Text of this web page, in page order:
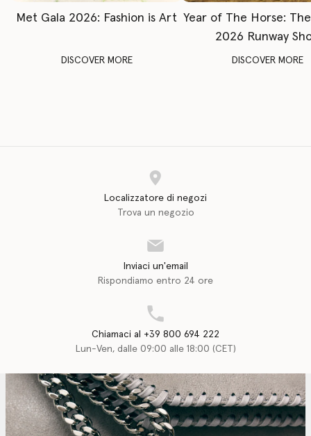
Met Gala 2026: Fashion is Art
DISCOVER MORE
Year of The Horse:
2026 Runway
DISCOVER MORE
Localizzatore di negozi
Trova un negozio
Inviaci un'email
Rispondiamo entro 24 ore
Chiamaci al +39 800 694 222
Lun-Ven, dalle 09:00 alle 18:00 (CET)